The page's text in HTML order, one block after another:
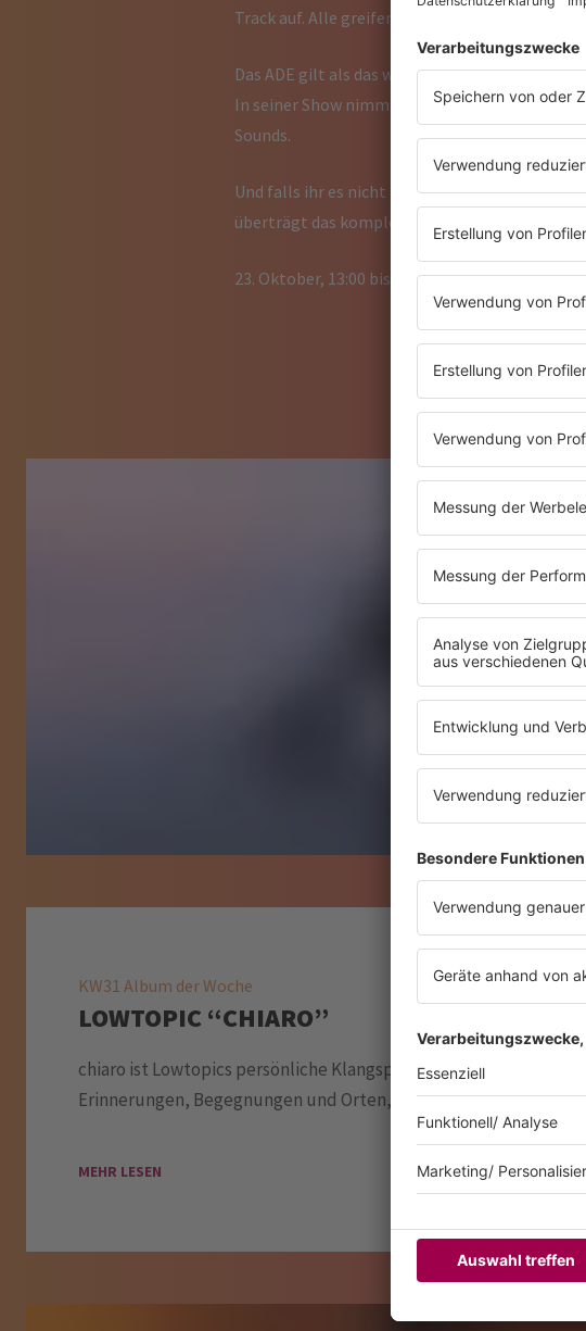
Track auf. Alle greifen querbeet in die Genres.
Das ADE gilt als das weltweit größte Festival
In seiner Show nimmt er euch mit auf eine
Sounds.
Und falls ihr es nicht nach Amsterdam schafft,
überträgt das komplette Set live im Radio und
23. Oktober, 13:00 bis 23:00 Uhr „A State of
NOCH
KW31 Album der Woche
LOWTOPIC “CHIARO”
chiaro ist Lowtopics persönliche Klangsprache – ein musikalisches
Erinnerungen, Begegnungen und Orten, die ihn geprägt haben
MEHR LESEN